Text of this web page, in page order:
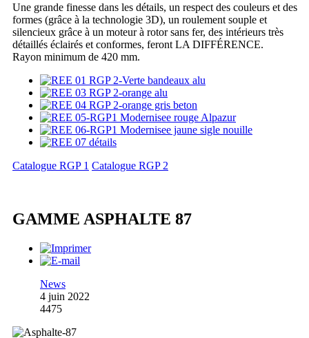
Une grande finesse dans les détails, un respect des couleurs et des
formes (grâce à la technologie 3D), un roulement souple et
silencieux grâce à un moteur à rotor sans fer, des intérieurs très
détaillés éclairés et conformes, feront LA DIFFÉRENCE.
Rayon minimum de 420 mm.
Catalogue RGP 1 Catalogue RGP 2
GAMME ASPHALTE 87
News
4 juin 2022
4475